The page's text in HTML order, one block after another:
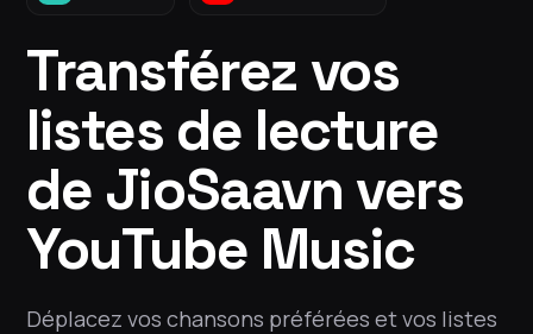
Transférez vos
listes de lecture
de JioSaavn vers
YouTube Music
Déplacez vos chansons préférées et vos listes